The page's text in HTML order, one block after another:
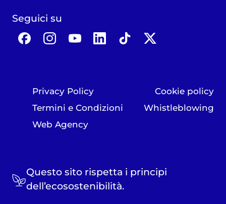
Seguici su
Privacy Policy
Cookie policy
Termini e Condizioni
Whistleblowing
Web Agency
Questo sito rispetta i principi
dell’ecosostenibilità.